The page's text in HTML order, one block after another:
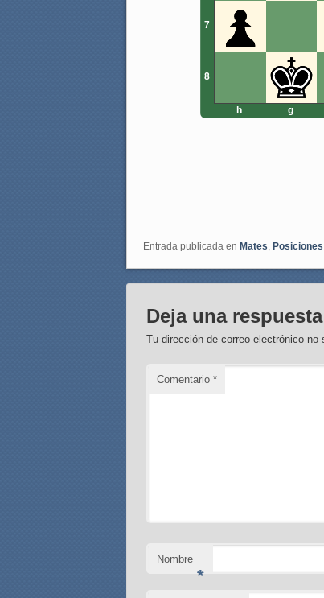
7
8
h g
Entrada publicada en Mates, Posiciones
Deja una respuesta
Tu dirección de correo electrónico no
Comentario*
Nombre
*